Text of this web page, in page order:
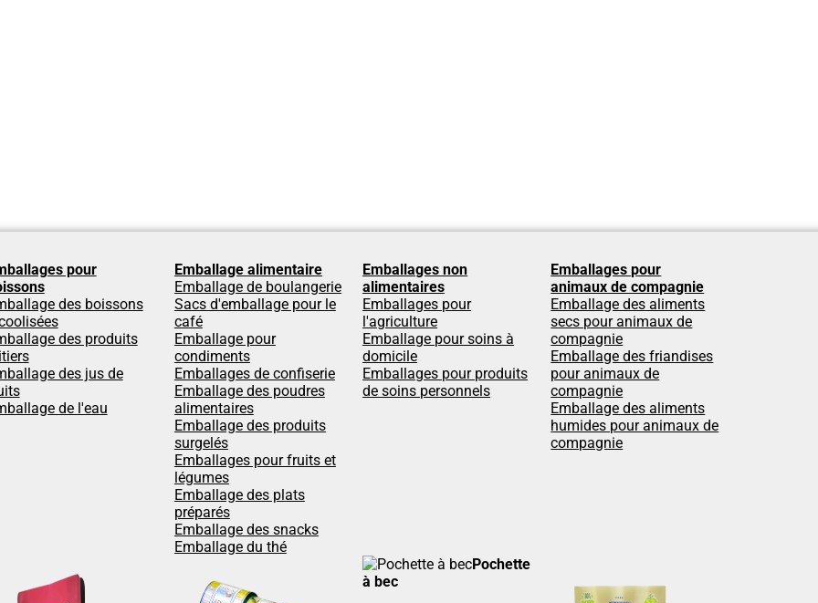
pour
des boissons
des produits
des jus de
de l'eau
Emballage alimentaire
Emballage de boulangerie
Sacs d'emballage pour le
café
Emballage pour
condiments
Emballages de confiserie
Emballage des poudres
alimentaires
Emballage des produits
surgelés
Emballages pour fruits et
légumes
Emballage des plats
préparés
Emballage des snacks
Emballage du thé
Emballages non
alimentaires
Emballages pour
l'agriculture
Emballage pour soins à
domicile
Emballages pour produits
de soins personnels
Emballages pour
animaux de compagnie
Emballage des aliments
secs pour animaux de
compagnie
Emballage des friandises
pour animaux de
compagnie
Emballage des aliments
humides pour animaux de
compagnie
Pochette
à bec